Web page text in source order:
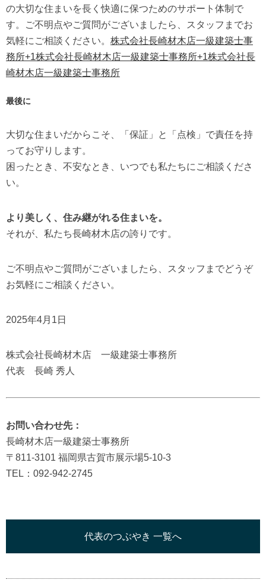
の大切な住まいを長く快適に保つためのサポート体制で
す。
ご不明点やご質問がございましたら、スタッフまでお
気軽にご相談ください。 株式会社長崎材木店一級建築士事
務所+1株式会社長崎材木店一級建築士事務所+1株式会社長
崎材木店一級建築士事務所
最後に
大切な住まいだからこそ、「保証」と「点検」で責任を持
ってお守りします。
困ったとき、不安なとき、いつでも私たちにご相談くださ
い。
より美しく、住み継がれる住まいを。
それが、私たち長崎材木店の誇りです。
ご不明点やご質問がございましたら、スタッフまでどうぞ
お気軽にご相談ください。
2025年4月1日
株式会社長崎材木店 一級建築士事務所
代表 長崎 秀人
お問い合わせ先：
長崎材木店一級建築士事務所
〒811-3101 福岡県古賀市展示場5-10-3
TEL：092-942-2745
代表のつぶやき 一覧へ